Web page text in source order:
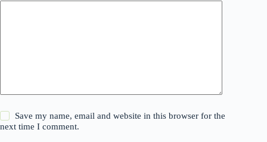
Save my name, email and website in this browser for the
next time I comment.